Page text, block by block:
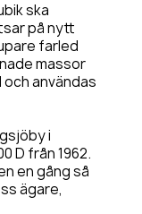
ska
på nytt
farled
massor
användas
i
D från 1962.
en gång så
ägare,